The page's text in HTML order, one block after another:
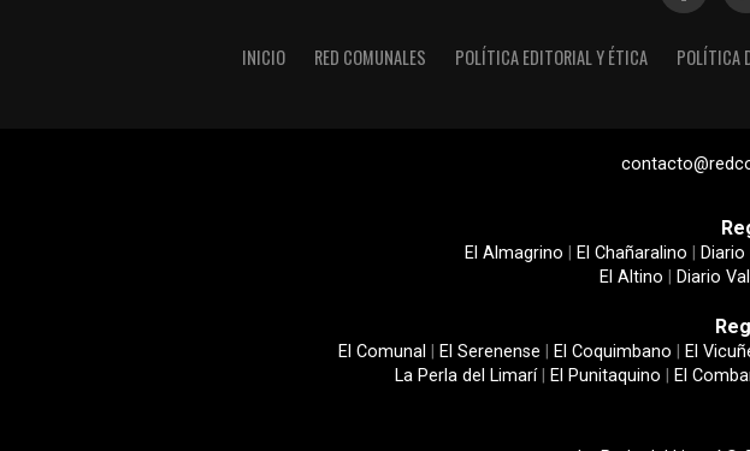
INICIO RED COMUNALES POLÍTICA EDITORIAL Y ÉTICA POLÍTICA
El Almagrino El Chañaralino
El Altino
Diario
El Comunal El Serenense El Coquimbano El
La Perla del Limarí| El Punitaquino El